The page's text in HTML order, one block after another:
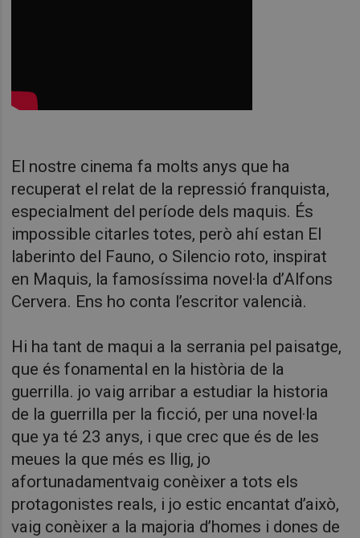
El nostre cinema fa molts anys que ha
recuperat el relat de la repressió franquista,
especialment del període dels maquis. És
impossible citarles totes, però ahí estan El
laberinto del Fauno, o Silencio roto, inspirat
en Maquis, la famosíssima novel·la d’Alfons
Cervera. Ens ho conta l’escritor valencià.
Hi ha tant de maqui a la serrania pel paisatge,
que és fonamental en la història de la
guerrilla. jo vaig arribar a estudiar la historia
de la guerrilla per la ficció, per una novel·la
que ya té 23 anys, i que crec que és de les
meues la que més es llig, jo
afortunadamentvaig conèixer a tots els
protagonistes reals, i jo estic encantat d’això,
vaig conèixer a la majoria d’homes i dones de